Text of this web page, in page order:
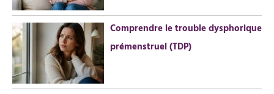
Comprendre le trouble dysphorique
prémenstruel (TDP)